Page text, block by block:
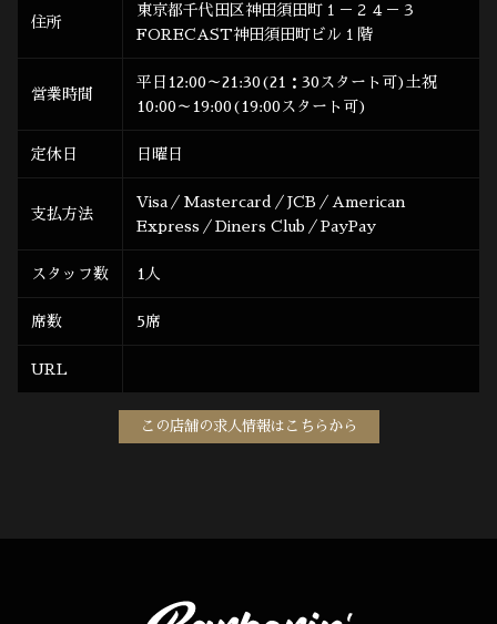
住所
東京都千代田区神田須田町１－２４－３
FORECAST神田須田町ビル１階
営業時間
平日12:00～21:30(21：30スタート可)土祝
10:00～19:00(19:00スタート可)
定休日 日曜日
支払方法
Visa／Mastercard／JCB／American
Express／Diners Club／PayPay
スタッフ数 1人
席数 5席
URL
この店舗の求人情報はこちらから